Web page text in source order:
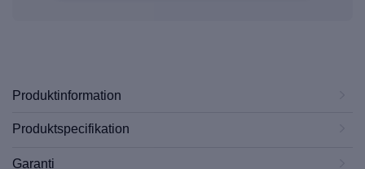
Produktinformation
Produktspecifikation
Garanti